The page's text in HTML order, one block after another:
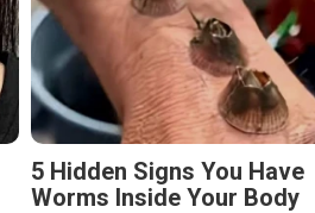
5 Hidden Signs You Have
Worms Inside Your Body